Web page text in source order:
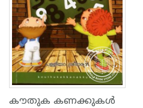
കൗതുക കണക്കുകള്‍